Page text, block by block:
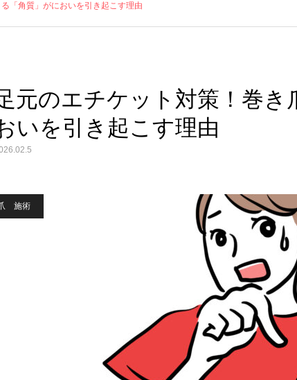
「角質」がにおいを引き起こす理由
元のエチケット対策！巻き
いを引き起こす理由
施術